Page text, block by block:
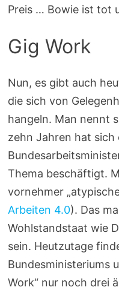
Preis … Bowie ist tot
Gig Work
Nun, es gibt auch
die sich von
hangeln. Man nennt
zehn Jahren hat sich
Thema beschäftigt.
vornehmer
Arbeiten 4.0). Das
Wohlstandstaat wie
sein. Heutzutage
Bundesministeriums
Work“ nur noch drei